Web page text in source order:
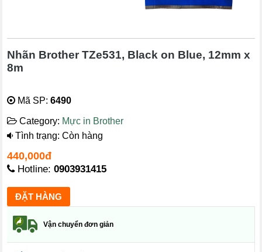
Nhãn Brother TZe531, Black on Blue, 12mm x
8m
Mã SP:6490
Category: Mực in Brother
Tình trạng: Còn hàng
440,000đ
Hotline:0903931415
Vận chuyển đơn giản